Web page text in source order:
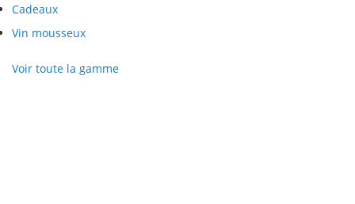
Cadeaux
Vin mousseux
Voir toute la gamme